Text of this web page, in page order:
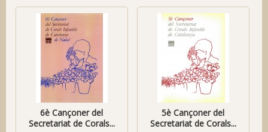
6è Cançoner del
Secretariat de Corals...
5è Cançoner del
Secretariat de Corals...